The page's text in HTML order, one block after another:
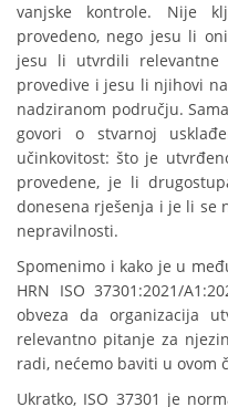
vanjske kontrole. Nije
provedeno, nego jesu li
jesu li utvrdili
provedive i jesu li njihovi
nadziranom području.
govori o stvarnoj
učinkovitost: što je
provedene, je li
donesena rješenja i je li se
nepravilnosti.
Spomenimo i kako je u
HRN ISO 37301:2021/
obveza da organizacija
relevantno pitanje za
radi, nećemo baviti u ovom
Ukratko, ISO 37301 je